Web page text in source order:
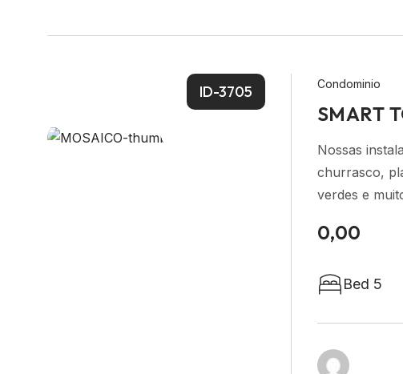
ID-3705 Condominio
SMART
Nossas
churrasco,
verdes e
0,00
Bed 5